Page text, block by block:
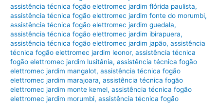
assistência técnica fogão elettromec jardim flórida paulista,
assistência técnica fogão elettromec jardim fonte do morumbi,
assistência técnica fogão elettromec jardim guedala,
assistência técnica fogão elettromec jardim ibirapuera,
assistência técnica fogão elettromec jardim japão,assistência
técnica fogão elettromec jardim leonor,assistência técnica
fogão elettromec jardim lusitânia,assistência técnica fogão
elettromec jardim mangalot,assistência técnica fogão
elettromec jardim marajoara,assistência técnica fogão
elettromec jardim monte kemel,assistência técnica fogão
elettromec jardim morumbi,assistência técnica fogão